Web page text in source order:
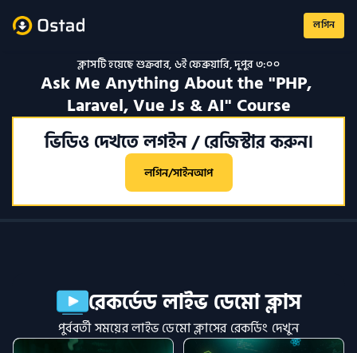
লগিন
ক্লাসটি হয়েছে শুক্রবার, ৬ই ফেব্রুয়ারি, দুপুর ৩:০০
Ask Me Anything About the "PHP,
Laravel, Vue Js & AI" Course
ভিডিও দেখতে লগইন / রেজিস্টার করুন।
লগিন/সাইনআপ
রেকর্ডেড লাইভ ডেমো ক্লাস
পুর্ববর্তী সময়ের লাইভ ডেমো ক্লাসের রেকর্ডিং দেখুন